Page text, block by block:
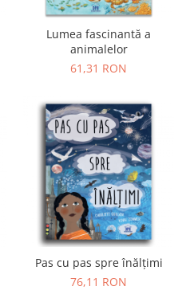
Lumea fascinantă a
animalelor
61,31 RON
Pas cu pas spre înălțimi
76,11 RON